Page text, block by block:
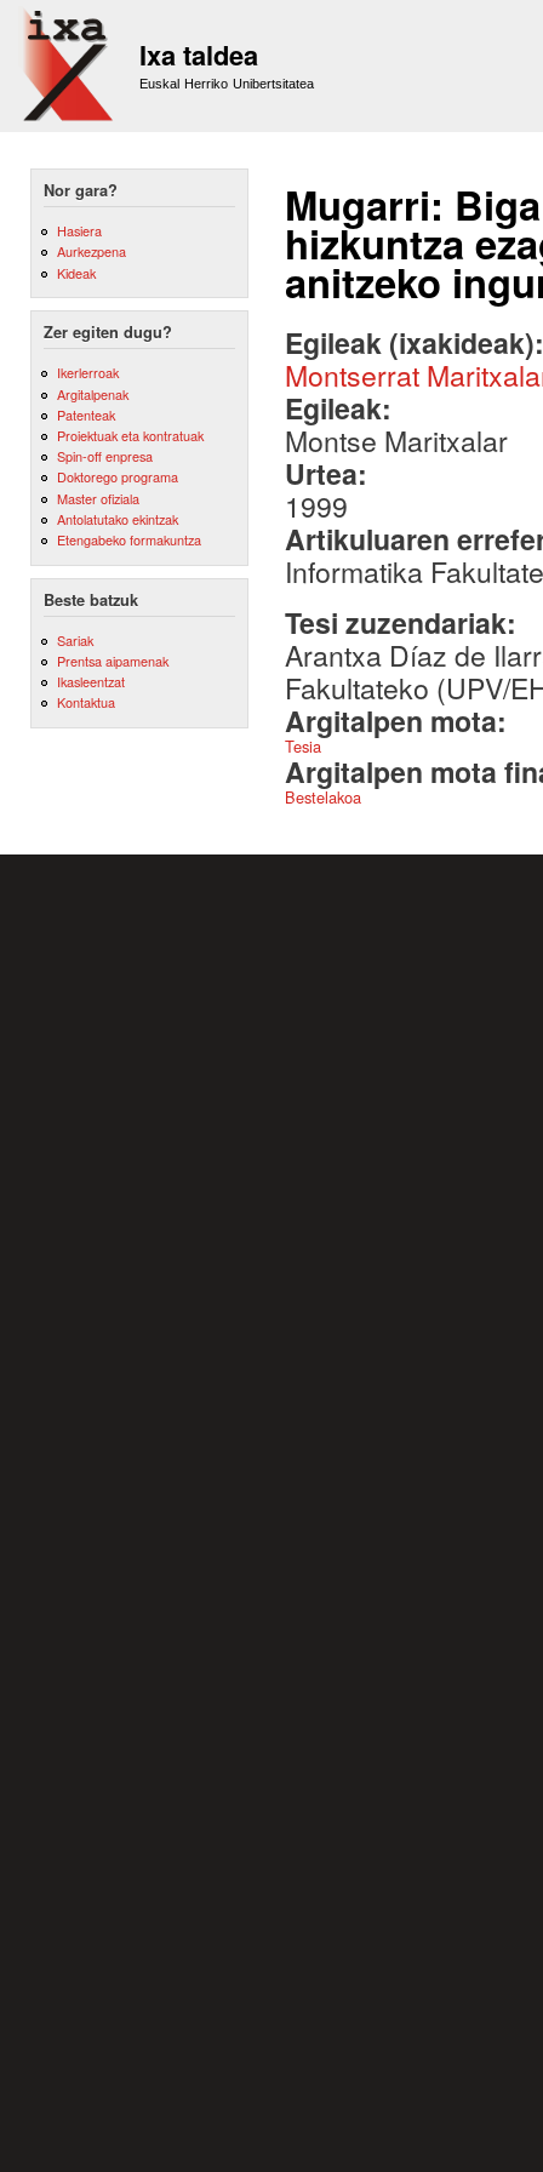
Ixa taldea
Euskal Herriko Unibertsitatea
Nor gara?
Hasiera
Aurkezpena
Kideak
Zer egiten dugu?
Ikerlerroak
Argitalpenak
Patenteak
Proiektuak eta kontratuak
Spin-off enpresa
Doktorego programa
Master ofiziala
Antolatutako ekintzak
Etengabeko formakuntza
Beste batzuk
Sariak
Prentsa aipamenak
Ikasleentzat
Kontaktua
Mugarri:
hizkuntza
anitzeko
Egileak
Montserrat
Egileak:
Montse Maritxalar
Urtea:
1999
Artikuluaren
Informatika
Tesi zuzendariak:
Arantxa Díaz de
Fakultateko (UPV/
Argitalpen mota:
Tesia
Argitalpen mota
Bestelakoa